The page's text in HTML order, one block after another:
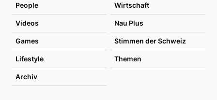
People Wirtschaft
Videos Nau Plus
Games Stimmen der Schweiz
Lifestyle Themen
Archiv